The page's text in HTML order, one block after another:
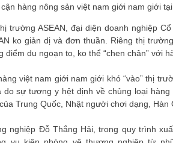
hàng nông sản việt nam giới nam giới
trường ASEAN, đại diện doanh nghiệp
ko giản dị và đơn thuần. Riêng thị
du ngoạn to, ko thể “chen chân” với
việt nam giới nam giới khó “vào” thị
sự tương y hệt định về chủng loại
Trung Quốc, Nhật người chơi dạng, Hàn
nghiệp Đỗ Thắng Hải, trong quy trình